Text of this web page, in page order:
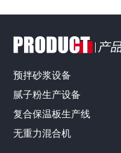
预拌砂浆设备
腻子粉生产设备
复合保温板生产线
无重力混合机